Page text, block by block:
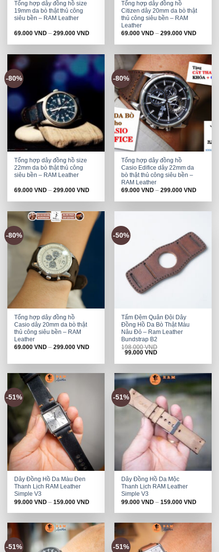
Tổng hợp dây đồng hồ size
19mm da bò thật thủ công
siêu bền – RAM Leather
69.000VND –299.000VND
Tổng hợp dây đồng hồ
Citizen dây 20mm da bò thật
thủ công siêu bền – RAM
Leather
69.000VND –299.000VND
-80%
Tổng hợp dây đồng hồ size
22mm da bò thật thủ công
siêu bền – RAM Leather
69.000VND –299.000VND
-80%
Tổng hợp dây đồng hồ
Casio Edifice dây 22mm da
bò thật thủ công siêu bền –
RAM Leather
69.000VND –299.000VND
-80%
Tổng hợp dây đồng hồ
Casio dây 20mm da bò thật
thủ công siêu bền – RAM
Leather
69.000VND –299.000VND
-50%
Tấm Đệm Quân Đội Dây
Đồng Hồ Da Bò Thật Màu
Nâu Đỏ – Ram Leather
Bundstrap B2
198.000VND
Original
was:
99.000VNDCurrent
is:
-51%
Dây Đồng Hồ Da Màu Đen
Thanh Lịch RAM Leather
Simple V3
99.000VND –159.000VND
-51%
Dây Đồng Hồ Da Mộc
Thanh Lịch RAM Leather
Simple V3
99.000VND –159.000VND
-51% -51%